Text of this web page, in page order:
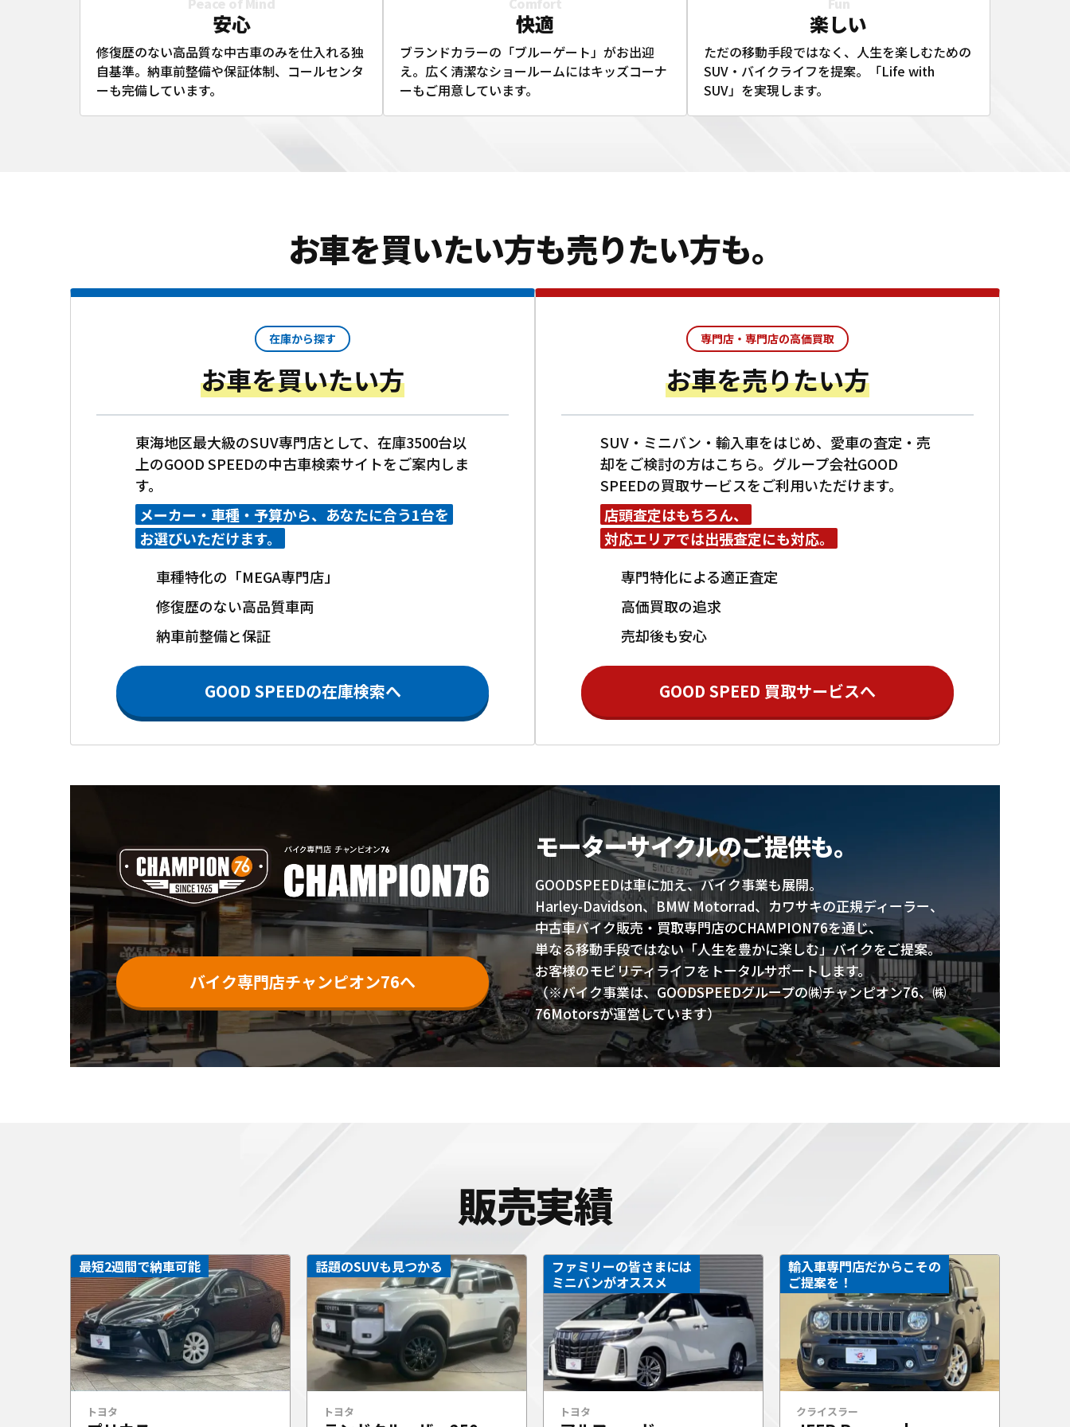
安心
修復歴のない高品質な中古車のみを仕入れる独
自基準。納車前整備や保証体制、コールセンタ
ーも完備しています。
快適
ブランドカラーの「ブルーゲート」がお出迎
え。広く清潔なショールームにはキッズコーナ
ーもご用意しています。
楽しい
ただの移動手段ではなく、人生を楽しむための
SUV・バイクライフを提案。「Life with
SUV」を実現します。
お車を買いたい方も売りたい方も。
在庫から探す
お車を買いたい方
東海地区最大級のSUV専門店として、在庫3500台以
上のGOOD SPEEDの中古車検索サイトをご案内しま
す。
メーカー・車種・予算から、あなたに合う1台を
お選びいただけます。
車種特化の「MEGA専門店」
修復歴のない高品質車両
納車前整備と保証
GOOD SPEEDの在庫検索へ
専門店・専門店の高価買取
お車を売りたい方
SUV・ミニバン・輸入車をはじめ、愛車の査定・売
却をご検討の方はこちら。グループ会社GOOD
SPEEDの買取サービスをご利用いただけます。
店頭査定はもちろん、
対応エリアでは出張査定にも対応。
専門特化による適正査定
高価買取の追求
売却後も安心
GOOD SPEED 買取サービスへ
バイク専門店チャンピオン76へ
モーターサイクルのご提供も。
GOODSPEEDは車に加え、バイク事業も展開。
Harley-Davidson、BMW Motorrad、カワサキの正規ディーラー、
中古車バイク販売・買取専門店のCHAMPION76を通じ、
単なる移動手段ではない「人生を豊かに楽しむ」バイクをご提案。
お客様のモビリティライフをトータルサポートします。
（※バイク事業は、GOODSPEEDグループの㈱チャンピオン76、㈱
76Motorsが運営しています）
販売実績
最短2週間で納車可能
トヨタ
話題のSUVも見つかる
トヨタ
ファミリーの皆さまには
ミニバンがオススメ
トヨタ
輸入車専門店だからこその
ご提案を！
クライスラー